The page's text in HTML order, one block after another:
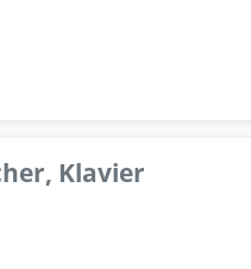
Klavier